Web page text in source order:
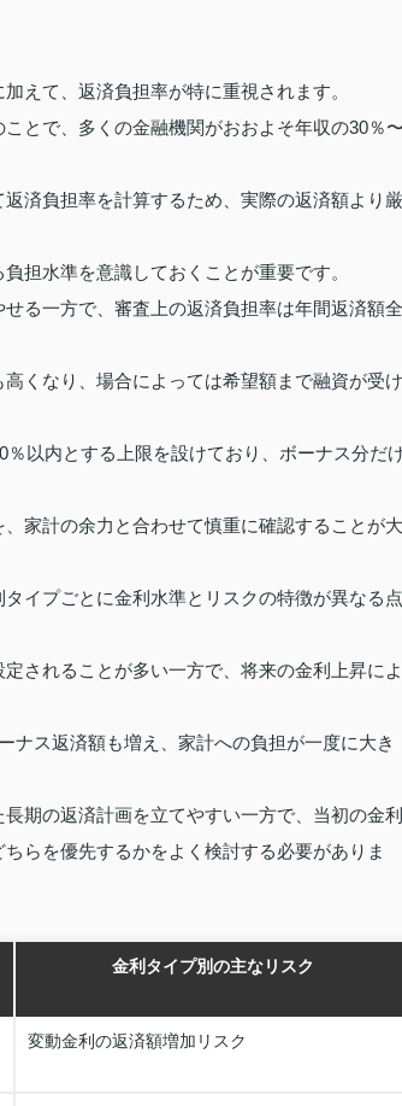
えて、返済負担率が特に重視されます。
とで、多くの金融機関がおおよそ年収の30％
済負担率を計算するため、実際の返済額より厳
担水準を意識しておくことが重要です。
る一方で、審査上の返済負担率は年間返済額全
くなり、場合によっては希望額まで融資が受け
以内とする上限を設けており、ボーナス分だ
家計の余力と合わせて慎重に確認することが大
イプごとに金利水準とリスクの特徴が異なる点
されることが多い一方で、将来の金利上昇によ
ナス返済額も増え、家計への負担が一度に大き
期の返済計画を立てやすい一方で、当初の金利
らを優先するかをよく検討する必要がありま
金利タイプ別の主なリスク
変動金利の返済額増加リスク